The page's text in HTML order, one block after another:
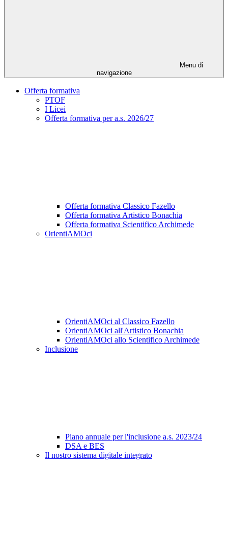
Menu di
navigazione
Offerta formativa
PTOF
I Licei
Offerta formativa per a.s. 2026/27
Offerta formativa Classico Fazello
Offerta formativa Artistico Bonachia
Offerta formativa Scientifico Archimede
OrientiAMOci
OrientiAMOci al Classico Fazello
OrientiAMOci all'Artistico Bonachia
OrientiAMOci allo Scientifico Archimede
Inclusione
Piano annuale per l'inclusione a.s. 2023/24
DSA e BES
Il nostro sistema digitale integrato